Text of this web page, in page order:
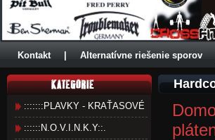
Kontakt Alternatívne riešenie sporov
:::::::PLAVKY - KRAŤASOVÉ
::::::N.O.V.I.N.K.Y::.